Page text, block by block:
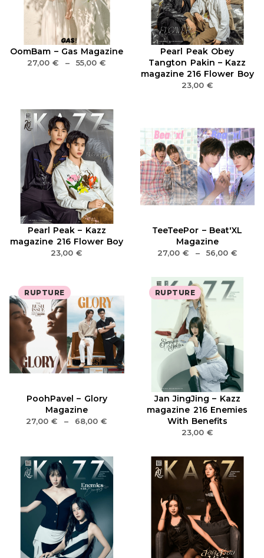
OomBam – Gas Magazine
27,00€ – 55,00€
Pearl Peak Obey
Tangton Pakin – Kazz
magazine 216 Flower Boy
23,00 €
Pearl Peak – Kazz
magazine 216 Flower Boy
23,00€
TeeTeePor – Beat'XL
Magazine
27,00 € – 56,00 €
RUPTURE
PoohPavel – Glory
Magazine
27,00€ – 68,00€
RUPTURE
Jan JingJing – Kazz
magazine 216 Enemies
With Benefits
23,00 €